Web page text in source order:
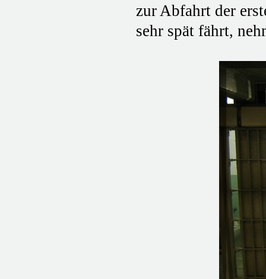
zur Abfahrt der
sehr spät fährt,